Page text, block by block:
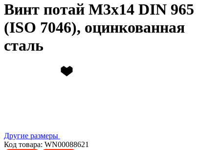
Винт потай М3х14 DIN 965
(ISO 7046), оцинкованная
сталь
Другие размеры
Код товара: WN00088621